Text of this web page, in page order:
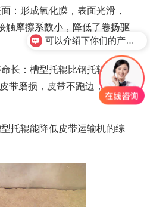
：形成氧化膜，表面光滑，
触摩擦系数小，降低了卷扬驱
长：槽型托辊比钢托辊使用
带磨损，皮带不跑边，延长
托辊能降低皮带运输机的综
可以介绍下你们的产品么？